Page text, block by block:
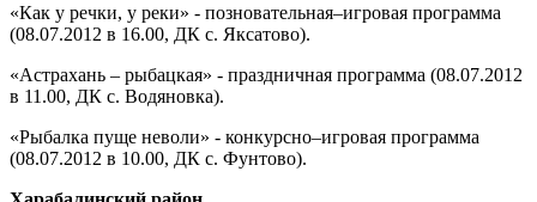
«Как у речки, у реки» - позновательная–игровая программа
(08.07.2012 в 16.00, ДК с. Яксатово).
«Астрахань – рыбацкая» - праздничная программа (08.07.2012
в 11.00, ДК с. Водяновка).
«Рыбалка пуще неволи» - конкурсно–игровая программа
(08.07.2012 в 10.00, ДК с. Фунтово).